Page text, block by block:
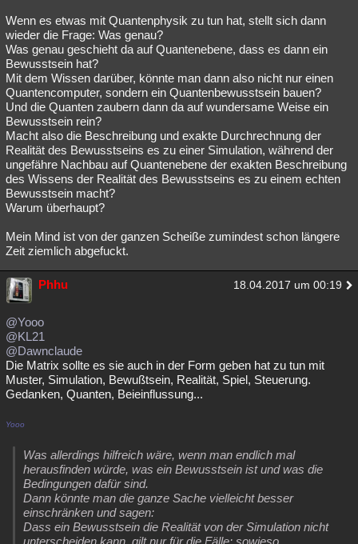
Wenn es etwas mit Quantenphysik zu tun hat, stellt sich dann
wieder die Frage: Was genau?
Was genau geschieht da auf Quantenebene, dass es dann ein
Bewusstsein hat?
Mit dem Wissen darüber, könnte man dann also nicht nur einen
Quantencomputer, sondern ein Quantenbewusstsein bauen?
Und die Quanten zaubern dann da auf wundersame Weise ein
Bewusstsein rein?
Macht also die Beschreibung und exakte Durchrechnung der
Realität des Bewusstseins es zu einer Simulation, während der
ungefähre Nachbau auf Quantenebene der exakten Beschreibung
des Wissens der Realität des Bewusstseins es zu einem echten
Bewusstsein macht?
Warum überhaupt?
Mein Mind ist von der ganzen Scheiße zumindest schon längere
Zeit ziemlich abgefuckt.
Phhu 18.04.2017 um 00:19
@Yooo
@KL21
@Dawnclaude
Die Matrix sollte es sie auch in der Form geben hat zu tun mit
Muster, Simulation, Bewußtsein, Realität, Spiel, Steuerung.
Gedanken, Quanten, Beieinflussung...
Yooo
Was allerdings hilfreich wäre, wenn man endlich mal
herausfinden würde, was ein Bewusstsein ist und was die
Bedingungen dafür sind.
Dann könnte man die ganze Sache vielleicht besser
einschränken und sagen:
Dass ein Bewusstsein die Realität von der Simulation nicht
unterscheiden kann, gilt nur für die Fälle: sowieso...